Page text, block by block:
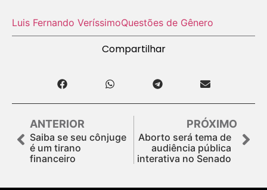
Luis Fernando VeríssimoQuestões de Gênero
Compartilhar
ANTERIOR
Saiba se seu cônjuge
é um tirano
financeiro
PRÓXIMO
Aborto será tema de
audiência pública
interativa no Senado